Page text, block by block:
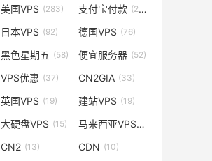
美国VPS (283) 支付宝付款 (231)
日本VPS (92) 德国VPS (76)
黑色星期五 (58) 便宜服务器 (52)
VPS优惠 (37) CN2GIA (33)
英国VPS (19) 建站VPS (19)
大硬盘VPS (15) 马来西亚VPS(14)
CN2 (13) CDN (10)